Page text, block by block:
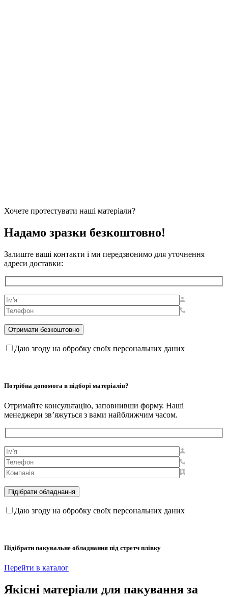
Хочете протестувати наші матеріали?
Надамо зразки безкоштовно!
Залиште ваші контакти і ми передзвонимо для уточнення
адреси доставки:
Даю згоду на обробку своїх персональних даних
Потрібна допомога в підборі матеріалів?
Отримайте консультацію, заповнивши форму. Наші
менеджери зв’яжуться з вами найближчим часом.
Даю згоду на обробку своїх персональних даних
Підібрати пакувальне обладнання під стретч плівку
Перейти в каталог
Якісні матеріали для пакування за